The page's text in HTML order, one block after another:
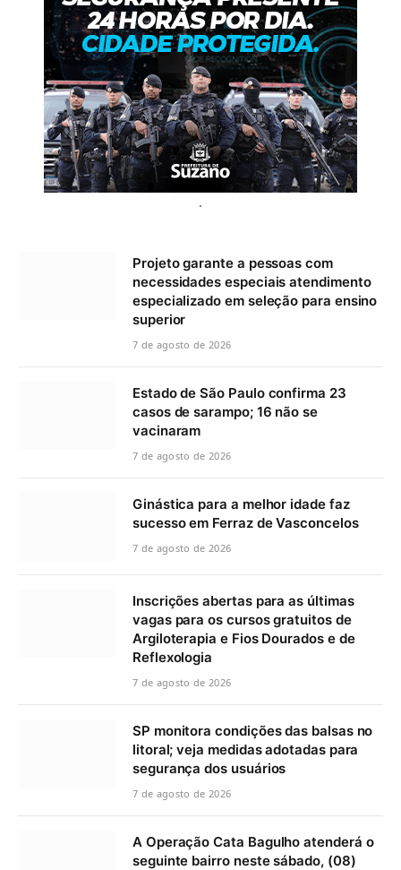
.
Projeto garante a pessoas com
necessidades especiais atendimento
especializado em seleção para ensino
superior
7 de agosto de 2026
Estado de São Paulo confirma 23
casos de sarampo; 16 não se
vacinaram
7 de agosto de 2026
Ginástica para a melhor idade faz
sucesso em Ferraz de Vasconcelos
7 de agosto de 2026
Inscrições abertas para as últimas
vagas para os cursos gratuitos de
Argiloterapia e Fios Dourados e de
Reflexologia
7 de agosto de 2026
SP monitora condições das balsas no
litoral; veja medidas adotadas para
segurança dos usuários
7 de agosto de 2026
A Operação Cata Bagulho atenderá o
seguinte bairro neste sábado, (08)